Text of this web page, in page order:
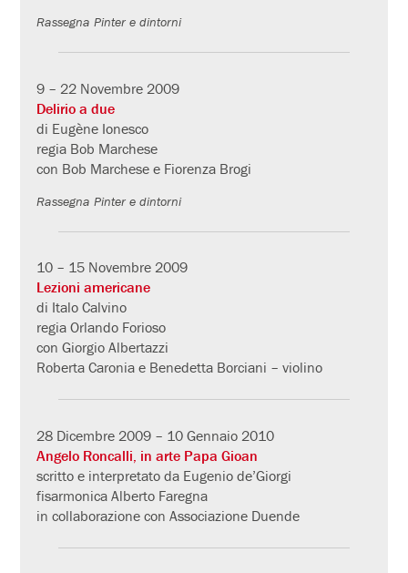
Rassegna Pinter e dintorni
9 – 22 Novembre 2009
Delirio a due
di Eugène Ionesco
regia Bob Marchese
con Bob Marchese e Fiorenza Brogi
Rassegna Pinter e dintorni
10 – 15 Novembre 2009
Lezioni americane
di Italo Calvino
regia Orlando Forioso
con Giorgio Albertazzi
Roberta Caronia e Benedetta Borciani – violino
28 Dicembre 2009 – 10 Gennaio 2010
Angelo Roncalli, in arte Papa Gioan
scritto e interpretato da Eugenio de’Giorgi
fisarmonica Alberto Faregna
in collaborazione con Associazione Duende